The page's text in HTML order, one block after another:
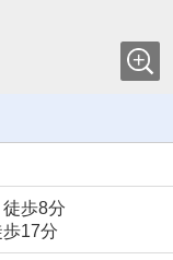
徒歩8分
歩17分